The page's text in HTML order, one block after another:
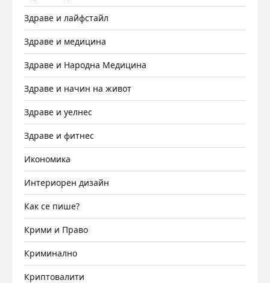
Здраве и лайфстайл
Здраве и медицина
Здраве и Народна Медицина
Здраве и начин на живот
Здраве и уелнес
Здраве и фитнес
Икономика
Интериорен дизайн
Как се пише?
Крими и Право
Криминално
Криптовалити